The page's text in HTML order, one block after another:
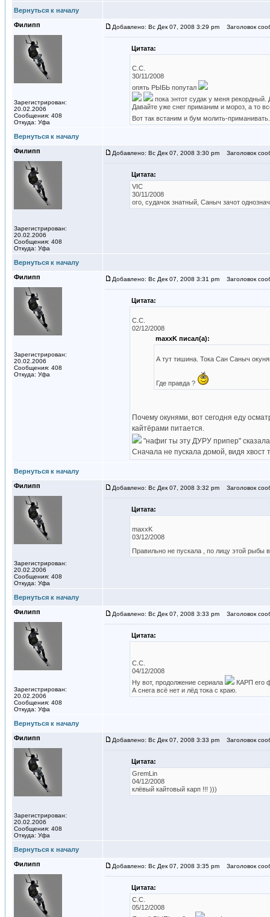
Вернуться к началу
Филипп
Зарегистрирован:
20.02.2006
Сообщения: 408
Откуда: Уфа
Добавлено: Вс Дек 07, 2008 3:29 pm Заголовок
Цитата:
C.C.
30/11/2008
опять РЫБЬ попутал
пока энтот судак у меня рекордный.
Давайте уже снег приманим и мороз, а то
Вот так встаним и бум молить-
Вернуться к началу
Филипп
Зарегистрирован:
20.02.2006
Сообщения: 408
Откуда: Уфа
Добавлено: Вс Дек 07, 2008 3:30 pm Заголовок
Цитата:
VIC
30/11/2008
ого, судачок знатный, Саныч зачот
Вернуться к началу
Филипп
Зарегистрирован:
20.02.2006
Сообщения: 408
Откуда: Уфа
Добавлено: Вс Дек 07, 2008 3:31 pm Заголовок
Цитата:
C.C.
02/12/2008
maxxK писал(а):
А тут тишина. Тока Сан Саныч
Где правда ?
Почему окунями, вот сегодня еду
кайтёрами питается.
"нафиг ты эту ДУРУ припер"
Сначала не пускала домой, видя хвост
Вернуться к началу
Филипп
Зарегистрирован:
20.02.2006
Сообщения: 408
Откуда: Уфа
Добавлено: Вс Дек 07, 2008 3:32 pm Заголовок
Цитата:
maxxK
03/12/2008
Правильно не пускала , по лицу этой рыбы
Вернуться к началу
Филипп
Зарегистрирован:
20.02.2006
Сообщения: 408
Откуда: Уфа
Добавлено: Вс Дек 07, 2008 3:33 pm Заголовок
Цитата:
C.C.
04/12/2008
Ну вот, продолжение сериала
КАРП его
А снега всё нет и лёд тока с краю.
Вернуться к началу
Филипп
Зарегистрирован:
20.02.2006
Сообщения: 408
Откуда: Уфа
Добавлено: Вс Дек 07, 2008 3:33 pm Заголовок
Цитата:
GremLin
04/12/2008
клёвый кайтовый карп !!! )))
Вернуться к началу
Филипп
Добавлено: Вс Дек 07, 2008 3:35 pm Заголовок
Цитата:
C.C.
05/12/2008